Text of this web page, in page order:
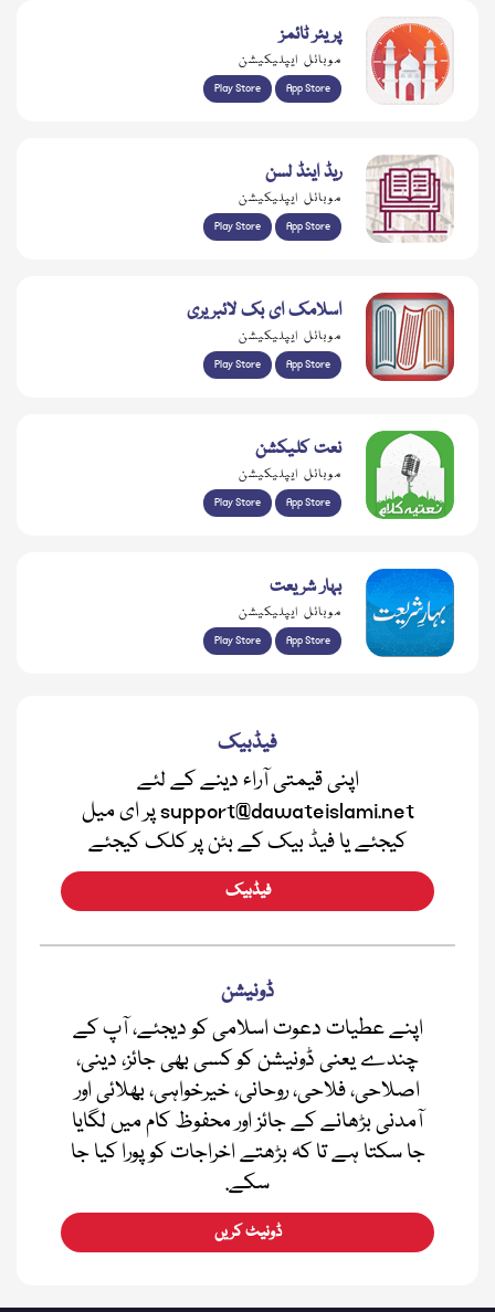
پریئر ٹائمز
موبائل ایپلیکیشن
Play Store App Store
ریڈ اینڈ لسن
موبائل ایپلیکیشن
Play Store App Store
اسلامک ای بک لائبریری
موبائل ایپلیکیشن
Play Store App Store
نعت کلیکشن
موبائل ایپلیکیشن
Play Store App Store
بہار شریعت
موبائل ایپلیکیشن
Play Store App Store
فیڈبیک
اپنی قیمتی آراء دینے کے لئے
support@dawateislami.net پر ای میل
کیجئے یا فیڈ بیک کے بٹن پر کلک کیجئے
فیڈبیک
ڈونیشن
اپنے عطیات دعوت اسلامی کو دیجئے، آپ کے
چندے یعنی ڈونیشن کو کسی بھی جائز، دینی،
اصلاحی، فلاحی، روحانی، خیرخواہی، بھلائی اور
آمدنی بڑھانے کے جائز اور محفوظ کام میں لگایا
جا سکتا ہے تا کہ بڑھتے اخراجات کو پورا کیا جا
سکے.
ڈونیٹ کریں